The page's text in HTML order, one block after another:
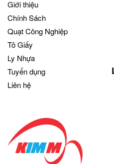
Giới thiệu
Chính Sách
Quạt Công Nghiệp
Tô Giấy
Ly Nhựa
Tuyển dụng
Liên hệ